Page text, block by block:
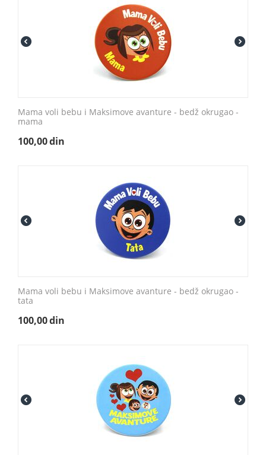
Mama voli bebu i Maksimove avanture - bedž okrugao -
mama
100,00din
Mama voli bebu i Maksimove avanture - bedž okrugao -
tata
100,00din